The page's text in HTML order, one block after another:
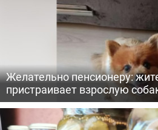
Желательно пенсионеру:
пристраивает взрослую